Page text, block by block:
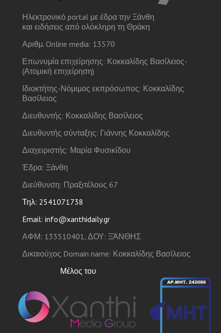
Ηλεκτρονικό portal με έδρα την Ξάνθη
και ειδήσεις από ολόκληρη τη Θράκη
Αριθμ. Online media: 13570
Επωνυμία επιχείρησης: Κοκκαλίδης Βασίλειος-
(Ατομική επιχείρηση)
Ιδιοκτήτης-Νόμιμος εκπρόσωπος: Κοκκαλίδης
Βασίλειος
Διευθυντής: Κοκκαλίδης Βασίλειος
Διευθυντής σύνταξης: Γιάννης Κοκκαλίδης
Διαχειριστής: Μαρία Φυσικίδου
Έδρα: Ξάνθη
Διεύθυνση: Πραξιτέλους 67
Τηλ: 2541071738
Email: info@xanthidaily.gr
ΑΦΜ: 133510401, ΔΟΥ: ΞΆΝΘΗΣ
Δικαιούχος Domain name: Κοκκαλίδης Βασίλειος
Μέλος του